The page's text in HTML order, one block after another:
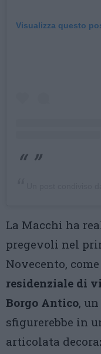
Visualizza questo
La Macchi ha
pregevoli nel
Novecento,
residenziale di
Borgo Antico,
sfigurerebbe in
articolata